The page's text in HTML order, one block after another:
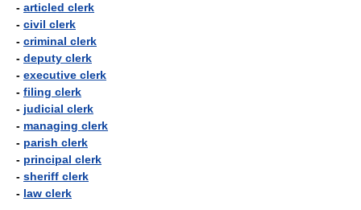
- articled clerk
- civil clerk
- criminal clerk
- deputy clerk
- executive clerk
- filing clerk
- judicial clerk
- managing clerk
- parish clerk
- principal clerk
- sheriff clerk
- law clerk